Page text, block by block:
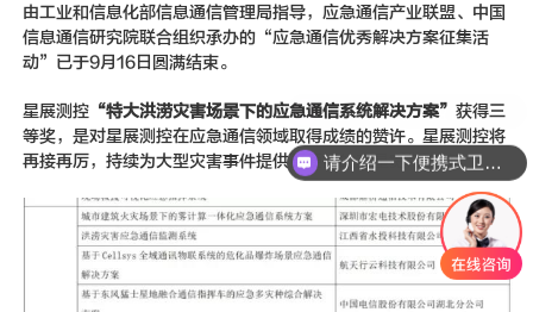
联系我们
由工业和信息化部信息通信管理局指导，应急通信产业联盟、中国
信息通信研究院联合组织承办的“应急通信优秀解决方案征集活
动”已于9月16日圆满结束。
星展测控“特大洪涝灾害场景下的应急通信系统解决方案” 获得三
等奖，是对星展测控在应急通信领域取得成绩的赞许。星展测控将
再接再厉，持续为大型灾害事件提供更便捷的卫星宽带连接。
请介绍一下便携式卫星通信设备